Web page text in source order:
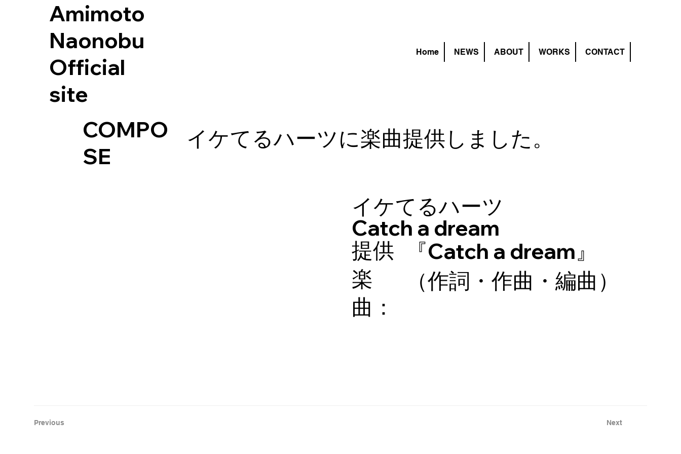
Home NEWS ABOUT WORKS CONTACT
Amimoto
Naonobu
Official
site
イケてるハーツに楽曲提供しました。
COMPO
SE
イケてるハーツ
Catch a dream
​提供
楽
曲：
『Catch a dream』
（作詞・作曲・編曲）
Previous Next